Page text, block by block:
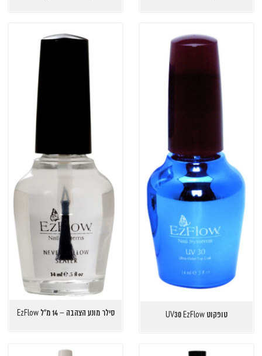
טופקוט UV30 EzFlow סילר מונע הצהבה – 14 מ"ל EzFlow